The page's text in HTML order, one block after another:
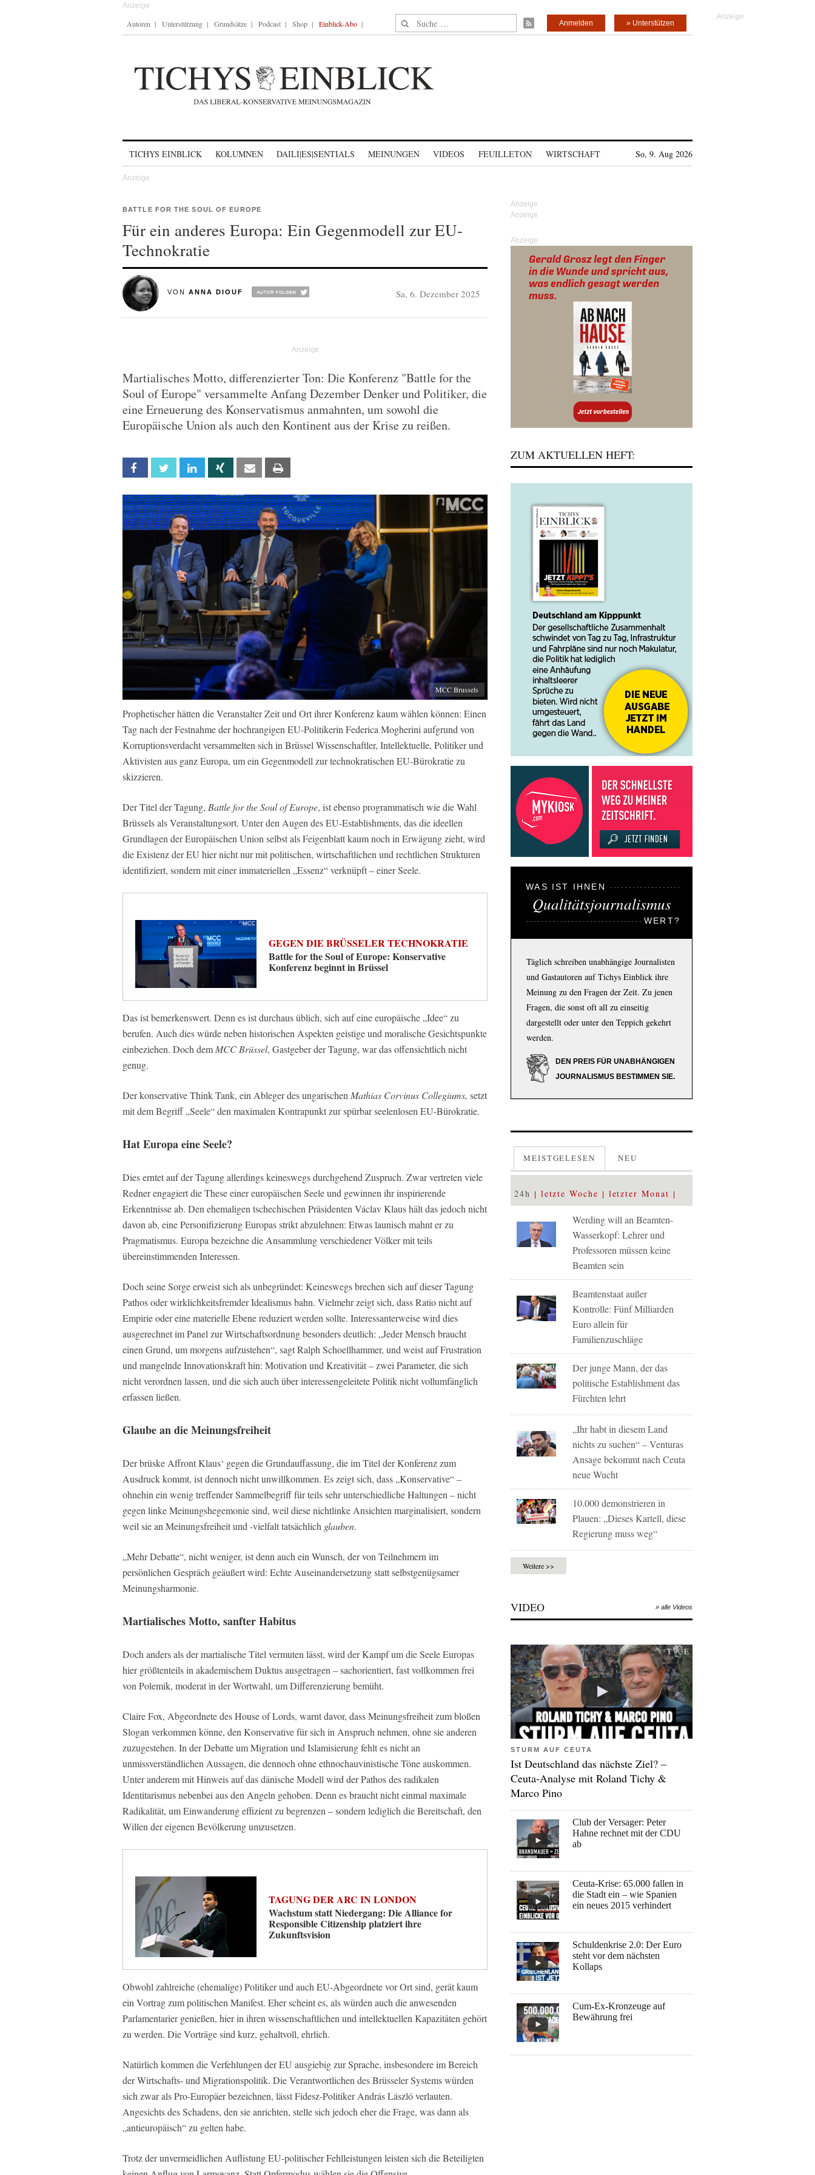
Autoren Unterstützung Grundsätze Podcast Shop Einblick-Abo Suche nach: » Unterstützen
Anmelden
TICHYS EINBLICK KOLUMNEN DAILI|ES|SENTIALS MEINUNGEN VIDEOS FEUILLETON WIRTSCHAFT So, 9. Aug 2026
BATTLE FOR THE SOUL OF EUROPE
Für ein anderes Europa: Ein Gegenmodell zur EU-
Technokratie
VON ANNA DIOUF Sa, 6. Dezember 2025
Martialisches Motto, differenzierter Ton: Die Konferenz "Battle for the
Soul of Europe" versammelte Anfang Dezember Denker und Politiker, die
eine Erneuerung des Konservatismus anmahnten, um sowohl die
Europäische Union als auch den Kontinent aus der Krise zu reißen.
Facebook Twitter Linkedin Xing Email
MCC Brussels
Prophetischer hätten die Veranstalter Zeit und Ort ihrer Konferenz kaum wählen können: Einen
Tag nach der Festnahme der hochrangigen EU-Politikerin Federica Mogherini aufgrund von
Korruptionsverdacht versammelten sich in Brüssel Wissenschaftler, Intellektuelle, Politiker und
Aktivisten aus ganz Europa, um ein Gegenmodell zur technokratischen EU-Bürokratie zu
skizzieren.
Der Titel der Tagung, Battle for the Soul of Europe, ist ebenso programmatisch wie die Wahl
Brüssels als Veranstaltungsort. Unter den Augen des EU-Establishments, das die ideellen
Grundlagen der Europäischen Union selbst als Feigenblatt kaum noch in Erwägung zieht, wird
die Existenz der EU hier nicht nur mit politischen, wirtschaftlichen und rechtlichen Strukturen
identifiziert, sondern mit einer immateriellen „Essenz“ verknüpft – einer Seele.
GEGEN DIE BRÜSSELER TECHNOKRATIE
Battle for the Soul of Europe: Konservative
Konferenz beginnt in Brüssel
Das ist bemerkenswert. Denn es ist durchaus üblich, sich auf eine europäische „Idee“ zu
berufen. Auch dies würde neben historischen Aspekten geistige und moralische Gesichtspunkte
einbeziehen. Doch dem MCC Brüssel, Gastgeber der Tagung, war das offensichtlich nicht
genug.
Der konservative Think Tank, ein Ableger des ungarischen Mathias Corvinus Collegiums, setzt
mit dem Begriff „Seele“ den maximalen Kontrapunkt zur spürbar seelenlosen EU-Bürokratie.
Hat Europa eine Seele?
Dies erntet auf der Tagung allerdings keineswegs durchgehend Zuspruch. Zwar vertreten viele
Redner engagiert die These einer europäischen Seele und gewinnen ihr inspirierende
Erkenntnisse ab. Den ehemaligen tschechischen Präsidenten Václav Klaus hält das jedoch nicht
davon ab, eine Personifizierung Europas strikt abzulehnen: Etwas launisch mahnt er zu
Pragmatismus. Europa bezeichne die Ansammlung verschiedener Völker mit teils
übereinstimmenden Interessen.
Doch seine Sorge erweist sich als unbegründet: Keineswegs brechen sich auf dieser Tagung
Pathos oder wirklichkeitsfremder Idealismus bahn. Vielmehr zeigt sich, dass Ratio nicht auf
Empirie oder eine materielle Ebene reduziert werden sollte. Interessanterweise wird dies
ausgerechnet im Panel zur Wirtschaftsordnung besonders deutlich: „Jeder Mensch braucht
einen Grund, um morgens aufzustehen“, sagt Ralph Schoellhammer, und weist auf Frustration
und mangelnde Innovationskraft hin: Motivation und Kreativität – zwei Parameter, die sich
nicht verordnen lassen, und die sich auch über interessengeleitete Politik nicht vollumfänglich
erfassen ließen.
Glaube an die Meinungsfreiheit
Der brüske Affront Klaus‘ gegen die Grundauffassung, die im Titel der Konferenz zum
Ausdruck kommt, ist dennoch nicht unwillkommen. Es zeigt sich, dass „Konservative“ –
ohnehin ein wenig treffender Sammelbegriff für teils sehr unterschiedliche Haltungen – nicht
gegen linke Meinungshegemonie sind, weil diese nichtlinke Ansichten marginalisiert, sondern
weil sie an Meinungsfreiheit und -vielfalt tatsächlich glauben.
„Mehr Debatte“, nicht weniger, ist denn auch ein Wunsch, der von Teilnehmern im
persönlichen Gespräch geäußert wird: Echte Auseinandersetzung statt selbstgenügsamer
Meinungsharmonie.
Martialisches Motto, sanfter Habitus
Doch anders als der martialische Titel vermuten lässt, wird der Kampf um die Seele Europas
hier größtenteils in akademischem Duktus ausgetragen – sachorientiert, fast vollkommen frei
von Polemik, moderat in der Wortwahl, um Differenzierung bemüht.
Claire Fox, Abgeordnete des House of Lords, warnt davor, dass Meinungsfreiheit zum bloßen
Slogan verkommen könne, den Konservative für sich in Anspruch nehmen, ohne sie anderen
zuzugestehen. In der Debatte um Migration und Islamisierung fehlt es nicht an
unmissverständlichen Aussagen, die dennoch ohne ethnochauvinistische Töne auskommen.
Unter anderem mit Hinweis auf das dänische Modell wird der Pathos des radikalen
Identitarismus nebenbei aus den Angeln gehoben. Denn es braucht nicht einmal maximale
Radikalität, um Einwanderung effizient zu begrenzen – sondern lediglich die Bereitschaft, den
Willen der eigenen Bevölkerung umzusetzen.
TAGUNG DER ARC IN LONDON
Wachstum statt Niedergang: Die Alliance for
Responsible Citizenship platziert ihre
Zukunftsvision
Obwohl zahlreiche (ehemalige) Politiker und auch EU-Abgeordnete vor Ort sind, gerät kaum
ein Vortrag zum politischen Manifest. Eher scheint es, als würden auch die anwesenden
Parlamentarier genießen, hier in ihren wissenschaftlichen und intellektuellen Kapazitäten gehört
zu werden. Die Vorträge sind kurz, gehaltvoll, ehrlich.
Natürlich kommen die Verfehlungen der EU ausgiebig zur Sprache, insbesondere im Bereich
der Wirtschafts- und Migrationspolitik. Die Verantwortlichen des Brüsseler Systems würden
sich zwar als Pro-Europäer bezeichnen, lässt Fidesz-Politiker András László verlauten.
Angesichts des Schadens, den sie anrichten, stelle sich jedoch eher die Frage, was dann als
„antieuropäisch“ zu gelten habe.
Trotz der unvermeidlichen Auflistung EU-politischer Fehlleistungen leisten sich die Beteiligten
Anzeige
ZUM AKTUELLEN HEFT:
WAS IST IHNEN
Qualitätsjournalismus
WERT?
Täglich schreiben unabhängige Journalisten
und Gastautoren auf Tichys Einblick ihre
Meinung zu den Fragen der Zeit. Zu jenen
Fragen, die sonst oft all zu einseitig
dargestellt oder unter den Teppich gekehrt
werden.
DEN PREIS FÜR UNABHÄNGIGEN
JOURNALISMUS BESTIMMEN SIE.
MEISTGELESEN NEU
24h letzte Woche letzter Monat
Werding will an Beamten-
Wasserkopf: Lehrer und
Professoren müssen keine
Beamten sein
Beamtenstaat außer
Kontrolle: Fünf Milliarden
Euro allein für
Familienzuschläge
Der junge Mann, der das
politische Establishment das
Fürchten lehrt
„Ihr habt in diesem Land
nichts zu suchen“ – Venturas
Ansage bekommt nach Ceuta
neue Wucht
10.000 demonstrieren in
Plauen: „Dieses Kartell, diese
Regierung muss weg“
Weitere >>
VIDEO » alle Videos
STURM AUF CEUTA
Ist Deutschland das nächste Ziel? –
Ceuta-Analyse mit Roland Tichy &
Marco Pino
Club der Versager: Peter
Hahne rechnet mit der CDU
ab
Ceuta-Krise: 65.000 fallen in
die Stadt ein – wie Spanien
ein neues 2015 verhindert
Schuldenkrise 2.0: Der Euro
steht vor dem nächsten
Kollaps
Cum-Ex-Kronzeuge auf
Bewährung frei